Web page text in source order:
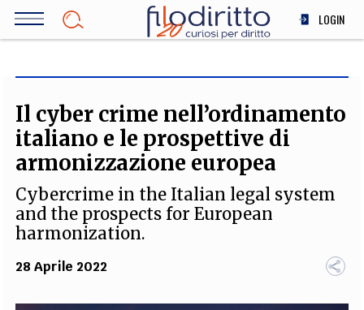
Salta
LOGIN
SOCIETÀ
MEDICINA
SCIENZA
INNOVAZIONE
ALTRO
Il cyber crime nell’ordinamento
italiano e le prospettive di
armonizzazione europea
Cybercrime in the Italian legal system
and the prospects for European
harmonization.
28 Aprile 2022